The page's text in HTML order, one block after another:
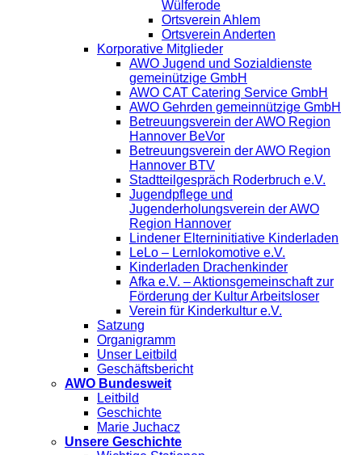
Wülferode
Ortsverein Ahlem
Ortsverein Anderten
Korporative Mitglieder
AWO Jugend und Sozialdienste
gemeinützige GmbH
AWO CAT Catering Service GmbH
AWO Gehrden gemeinnützige GmbH
Betreuungsverein der AWO Region
Hannover BeVor
Betreuungsverein der AWO Region
Hannover BTV
Stadtteilgespräch Roderbruch e.V.
Jugendpflege und
Jugenderholungsverein der AWO
Region Hannover
Lindener Elterninitiative Kinderladen
LeLo – Lernlokomotive e.V.
Kinderladen Drachenkinder
Afka e.V. – Aktionsgemeinschaft zur
Förderung der Kultur Arbeitsloser
Verein für Kinderkultur e.V.
Satzung
Organigramm
Unser Leitbild
Geschäftsbericht
AWO Bundesweit
Leitbild
Geschichte
Marie Juchacz
Unsere Geschichte